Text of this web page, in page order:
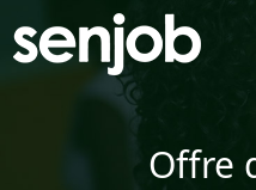
Offre